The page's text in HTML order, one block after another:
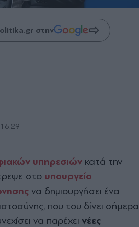
στην
υπηρεσιών κατά την
στο υπουργείο
να δημιουργήσει ένα
που του δίνει σήμερα
να παρέχει νέες